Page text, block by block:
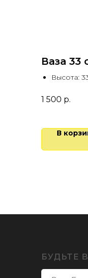
Ваза 33
Высота:
1 500 р.
В
БУДЬТЕ